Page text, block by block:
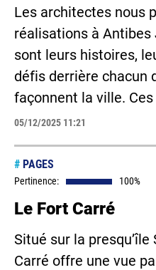
Les architectes nous
réalisations à Antibes
sont leurs histoires,
défis derrière chacun
façonnent la ville.
05/12/2025 11:21
# PAGES
Pertinence: 100%
Le Fort Carré
Situé sur la presqu’île
Carré offre une vue